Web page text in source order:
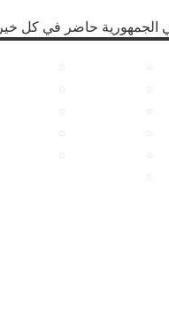
الجمهورية حاضر في كل خير